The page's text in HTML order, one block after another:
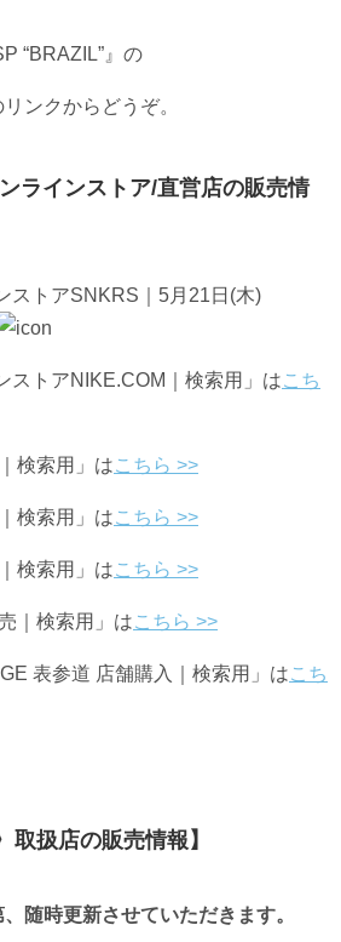
“BRAZIL”』の
ンクからどうぞ。
ラインストア/直営店の販売情
ストアSNKRS｜5月21日(木)
ストアNIKE.COM｜検索用」はこち
検索用」はこちら >>
検索用」はこちら >>
検索用」はこちら >>
｜検索用」はこちら >>
表参道 店舗購入｜検索用」はこち
取扱店の販売情報】
随時更新させていただきます。